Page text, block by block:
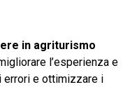
in agriturismo
l’esperienza e
errori e ottimizzare i